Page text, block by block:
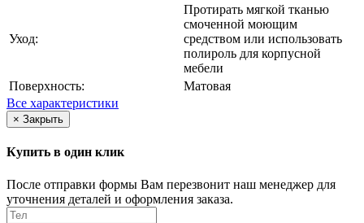
Уход:
Протирать мягкой тканью
смоченной моющим
средством или использовать
полироль для корпусной
мебели
Поверхность:
Матовая
Все характеристики
× Закрыть
Купить в один клик
После отправки формы Вам перезвонит наш менеджер для
уточнения деталей и оформления заказа.